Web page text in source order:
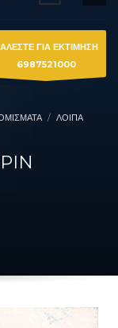
ΓΙΑ ΕΚΤΙΜΗΣΗ
6987521000
ΛΟΙΠΑ